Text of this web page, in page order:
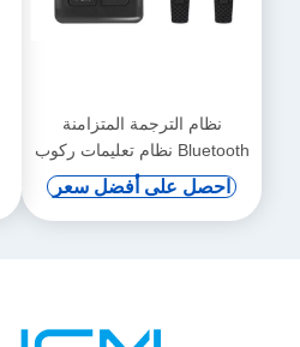
نظام الترجمة المتزامنة
Bluetooth نظام تعليمات ركوب
الخيل اللاسلكي
احصل على أفضل سعر